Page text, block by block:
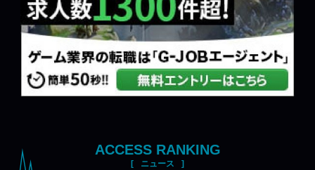
ACCESS RANKING
ニュース